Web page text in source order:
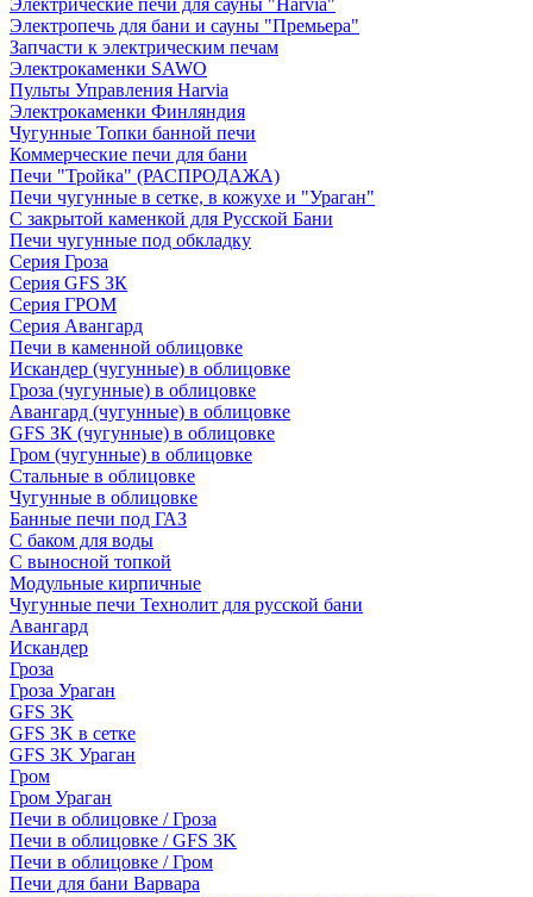
Электрические печи для сауны "Harvia"
Электропечь для бани и сауны "Премьера"
Запчасти к электрическим печам
Электрокаменки SAWO
Пульты Управления Harvia
Электрокаменки Финляндия
Чугунные Топки банной печи
Коммерческие печи для бани
Печи "Тройка" (РАСПРОДАЖА)
Печи чугунные в сетке, в кожухе и "Ураган"
С закрытой каменкой для Русской Бани
Печи чугунные под обкладку
Серия Гроза
Серия GFS ЗК
Серия ГРОМ
Серия Авангард
Печи в каменной облицовке
Искандер (чугунные) в облицовке
Гроза (чугунные) в облицовке
Авангард (чугунные) в облицовке
GFS ЗК (чугунные) в облицовке
Гром (чугунные) в облицовке
Стальные в облицовке
Чугунные в облицовке
Банные печи под ГАЗ
С баком для воды
С выносной топкой
Модульные кирпичные
Чугунные печи Технолит для русской бани
Авангард
Искандер
Гроза
Гроза Ураган
GFS 3K
GFS 3K в сетке
GFS 3K Ураган
Гром
Гром Ураган
Печи в облицовке / Гроза
Печи в облицовке / GFS 3K
Печи в облицовке / Гром
Печи для бани Варвара